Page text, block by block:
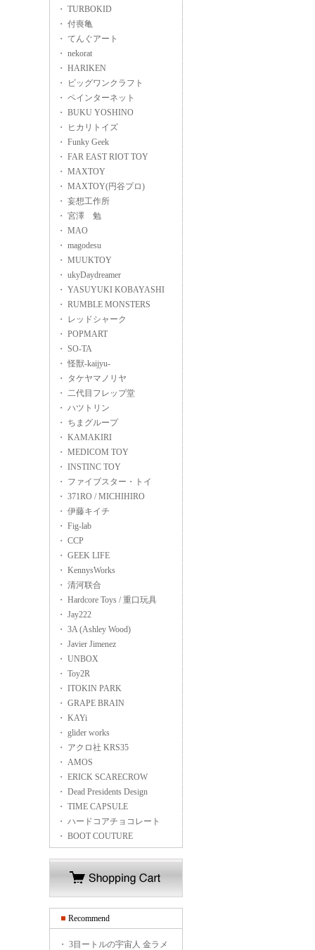
・ TURBOKID
・ 付喪亀
・ てんぐアート
・ nekorat
・ HARIKEN
・ ビッグワンクラフト
・ ペインターネット
・ BUKU YOSHINO
・ ヒカリトイズ
・ Funky Geek
・ FAR EAST RIOT TOY
・ MAXTOY
・ MAXTOY(円谷プロ)
・ 妄想工作所
・ 宮澤 勉
・ MAO
・ magodesu
・ MUUKTOY
・ ukyDaydreamer
・ YASUYUKI KOBAYASHI
・ RUMBLE MONSTERS
・ レッドシャーク
・ POPMART
・ SO-TA
・ 怪獣-kaijyu-
・ タケヤマノリヤ
・ 二代目フレップ堂
・ ハツトリン
・ ちまグループ
・ KAMAKIRI
・ MEDICOM TOY
・ INSTINC TOY
・ ファイブスター・トイ
・ 371RO / MICHIHIRO
・ 伊藤キイチ
・ Fig-lab
・ CCP
・ GEEK LIFE
・ KennysWorks
・ 清河联合
・ Hardcore Toys / 重口玩具
・ Jay222
・ 3A (Ashley Wood)
・ Javier Jimenez
・ UNBOX
・ Toy2R
・ ITOKIN PARK
・ GRAPE BRAIN
・ KAYi
・ glider works
・ アクロ社 KRS35
・ AMOS
・ ERICK SCARECROW
・ Dead Presidents Design
・ TIME CAPSULE
・ ハードコアチョコレート
・ BOOT COUTURE
Recommend
・ 3目ートルの宇宙人 金ラメ